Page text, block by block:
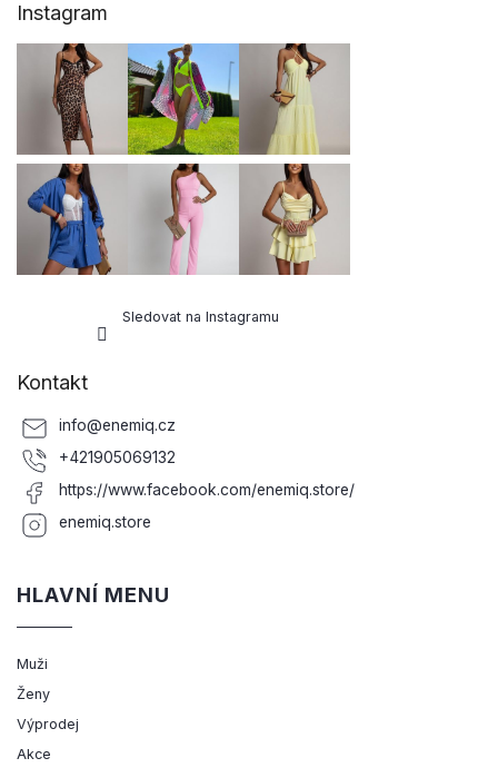
Instagram
Sledovat na Instagramu
Kontakt
info@enemiq.cz
+421905069132
https://www.facebook.com/enemiq.store/
enemiq.store
HLAVNÍ MENU
Muži
Ženy
Výprodej
Akce